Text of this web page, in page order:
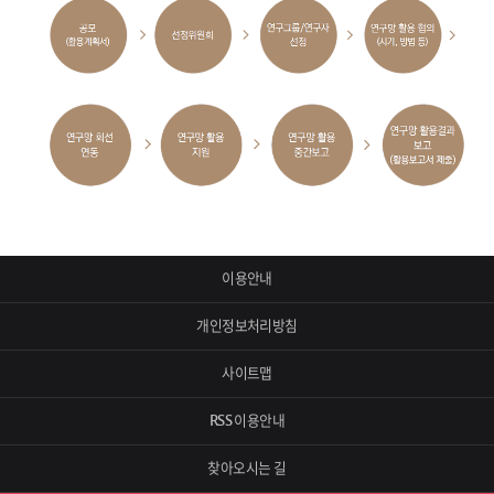
이용안내
개인정보처리방침
사이트맵
RSS 이용안내
찾아오시는 길